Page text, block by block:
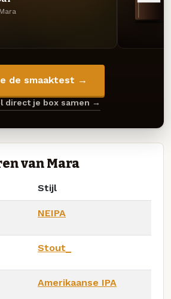
de smaaktest →
direct je box samen →
van Mara
Stijl
NEIPA
Stout_
Amerikaanse IPA